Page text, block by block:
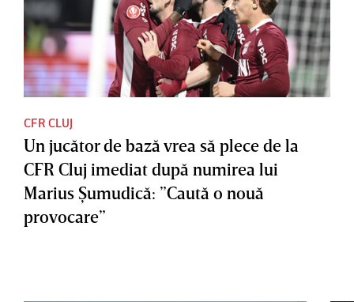
CFR CLUJ
Un jucător de bază vrea să plece de la
CFR Cluj imediat după numirea lui
Marius Şumudică: ”Caută o nouă
provocare”